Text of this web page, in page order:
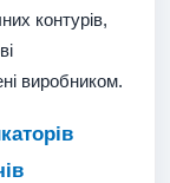
контурів,
виробником.